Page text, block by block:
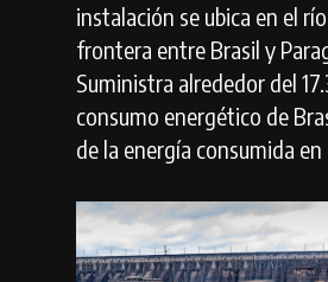
instalación se ubica en el
frontera entre Brasil y
Suministra alrededor del
consumo energético de
de la energía consumida en